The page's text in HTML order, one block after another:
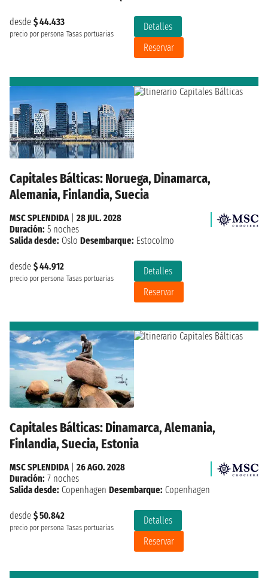
desde $ 44.433
precio por persona Tasas portuarias
Detalles
Reservar
Capitales Bálticas: Noruega, Dinamarca,
Alemania, Finlandia, Suecia
desde $ 44.912
precio por persona Tasas portuarias
Detalles
Reservar
MSC SPLENDIDA| 28 JUL. 2028
Duración: 5 noches
Salida desde: Oslo Desembarque: Estocolmo
Capitales Bálticas: Dinamarca, Alemania,
Finlandia, Suecia, Estonia
desde $ 50.842
precio por persona Tasas portuarias
Detalles
Reservar
MSC SPLENDIDA| 26 AGO. 2028
Duración: 7 noches
Salida desde: Copenhagen Desembarque: Copenhagen